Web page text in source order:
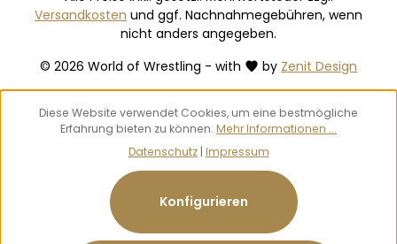
© 2026 World of Wrestling - with by Zenit Design
Versandkosten und ggf. Nachnahmegebühren, wenn
nicht anders angegeben.
Diese Website verwendet Cookies, um eine bestmögliche
Erfahrung bieten zu können. Mehr Informationen ...
Datenschutz| Impressum
Konfigurieren